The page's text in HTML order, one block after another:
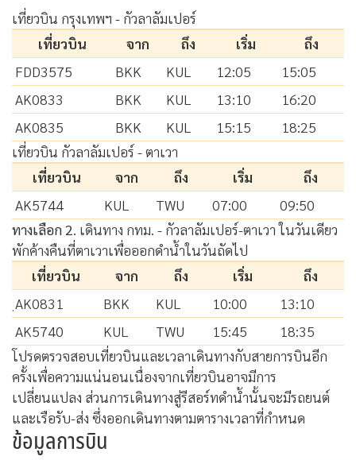
เที่ยวบิน กรุงเทพฯ - กัวลาลัมเปอร์
เที่ยวบิน
จาก ถึง เริ่ม
ถึง
FDD3575
BKK KUL 12:05
15:05
AK0833
BKK KUL 13:10
16:20
AK0835
BKK KUL 15:15
18:25
เที่ยวบิน กัวลาลัมเปอร์ - ตาเวา
เที่ยวบิน
จาก ถึง เริ่ม
ถึง
AK5744
KUL TWU 07:00
09:50
ทางเลือก 2. เดินทาง กทม. - กัวลาลัมเปอร์-ตาเวา ในวันเดียว
พักค้างคืนที่ตาเวาเพื่อออกดำน้ำในวันถัดไป
เที่ยวบิน
จาก ถึง เริ่ม
ถึง
ฺAK0831
BKK KUL 10:00
13:10
AK5740
KUL TWU 15:45
18:35
โปรดตรวจสอบเที่ยวบินและเวลาเดินทางกับสายการบินอีก
ครั้งเพื่อความแน่นอนเนื่องจากเที่ยวบินอาจมีการ
เปลี่ยนแปลง ส่วนการเดินทางสู่รีสอร์ทดำน้ำนั้นจะมีรถยนต์
และเรือรับ-ส่ง ซึ่งออกเดินทางตามตารางเวลาที่กำหนด
ข้อมูลการบิน